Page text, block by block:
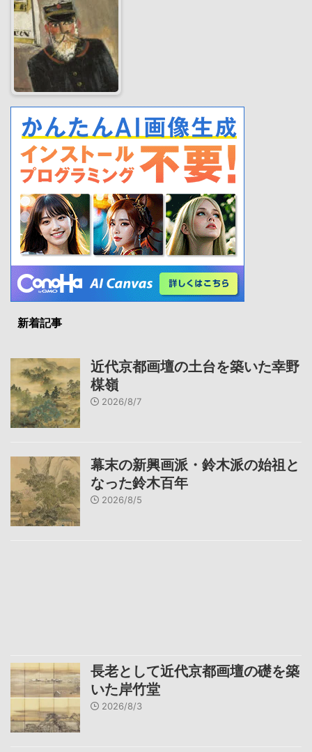
新着記事
近代京都画壇の土台を築いた幸野
楳嶺
2026/8/7
幕末の新興画派・鈴木派の始祖と
なった鈴木百年
2026/8/5
長老として近代京都画壇の礎を築
いた岸竹堂
2026/8/3